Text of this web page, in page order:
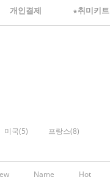
개인결제 ★취미키트
미국(5) 프랑스(8)
Name Hot